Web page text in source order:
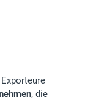
, die